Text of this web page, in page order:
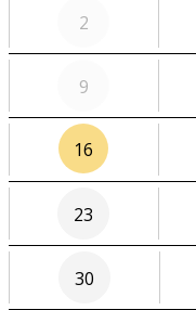
2
9
16
23
30